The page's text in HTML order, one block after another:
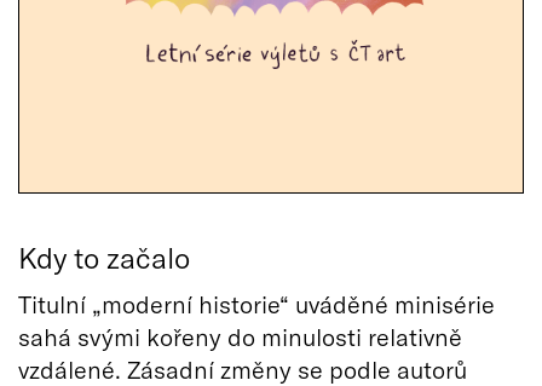
Kdy to začalo
Titulní „moderní historie“ uváděné minisérie
sahá svými kořeny do minulosti relativně
vzdálené. Zásadní změny se podle autorů